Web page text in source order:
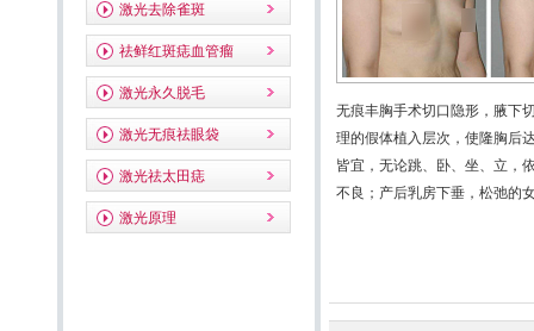
激光去除雀斑
祛鲜红斑痣血管瘤
激光永久脱毛
激光无痕祛眼袋
激光祛太田痣
激光原理
无痕丰胸手术切口隐形，腋下
理的假体植入层次，使隆胸后
皆宜，无论跳、卧、坐、立，
不良；产后乳房下垂，松弛的